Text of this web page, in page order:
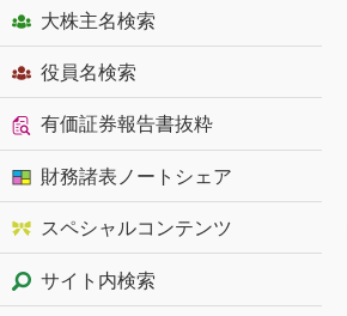
大株主名検索
役員名検索
有価証券報告書抜粋
財務諸表ノートシェア
スペシャルコンテンツ
サイト内検索